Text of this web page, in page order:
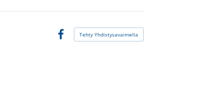
Facebook
Tehty Yhdistysavaimella